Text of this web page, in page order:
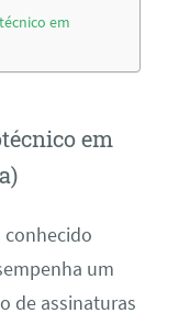
em
em
um
de assinaturas